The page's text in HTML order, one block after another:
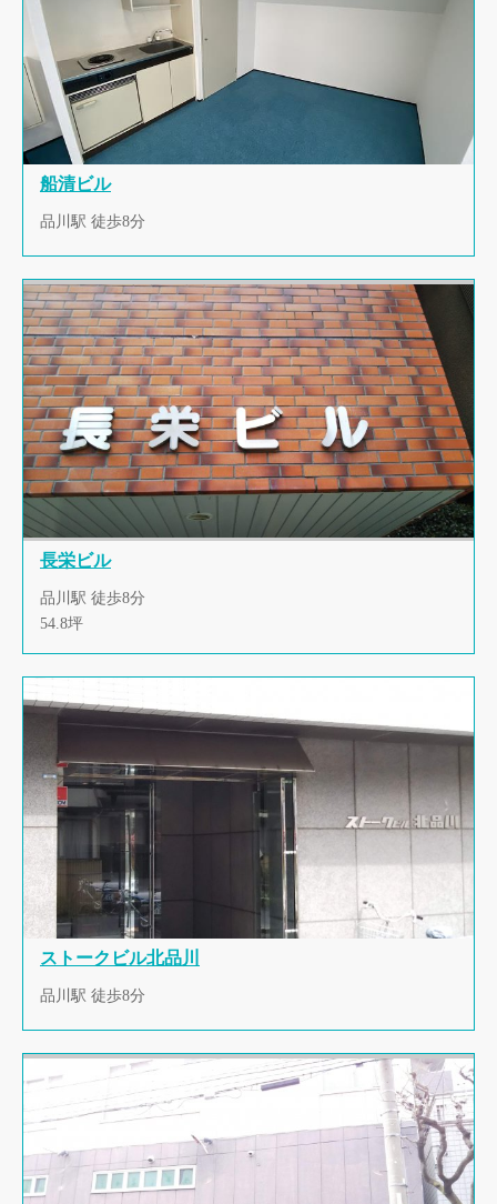
船清ビル
品川駅 徒歩8分
長栄ビル
品川駅 徒歩8分
54.8坪
ストークビル北品川
品川駅 徒歩8分